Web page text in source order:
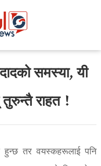
समस्या, यी
राहत !
हुन्छ तर वयस्कहरूलाई पनि